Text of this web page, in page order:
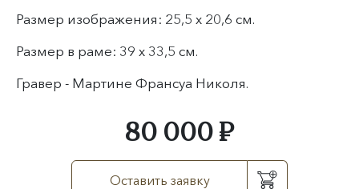
Размер изображения: 25,5 х 20,6 см.
Размер в раме: 39 х 33,5 см.
Гравер - Мартине Франсуа Николя.
80 000 ₽
Оставить заявку